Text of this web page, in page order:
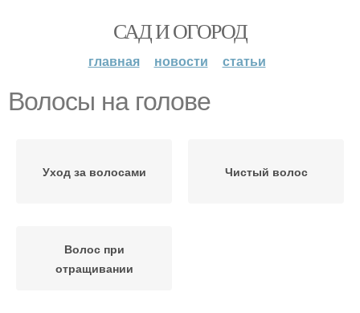
САД И ОГОРОД
главная новости статьи
Волосы на голове
Уход за волосами Чистый волос
Волос при
отращивании